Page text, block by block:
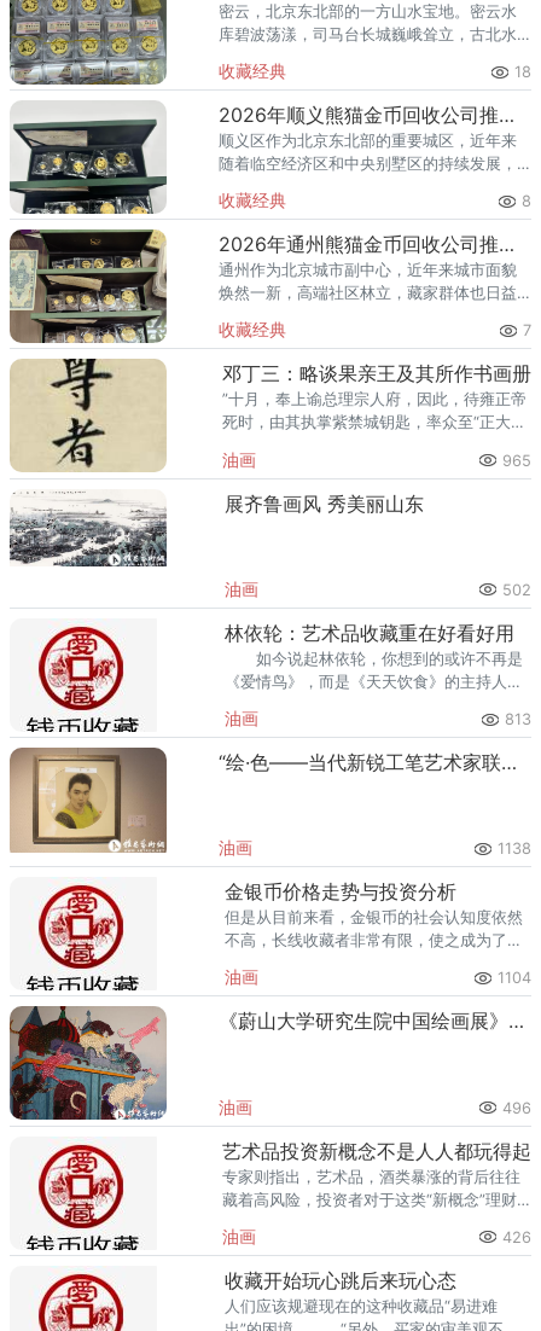
密云，北京东北部的一方山水宝地。密云水
库碧波荡漾，司马台长城巍峨耸立，古北水
的土地上，越来越多的人开始关注钱币收
藏，熊猫金币凭借其国家法定货币
收藏经典 18
2026年顺义熊猫金币回收公司推荐 顺义回收熊猫金币渠道
顺义区作为北京东北部的重要城区，近年来
随着临空经济区和中央别墅区的持续发展，
量也在稳步增长。然而，不少顺义藏家在考
虑出手熊猫金币时，总会遇到一
收藏经典 8
2026年通州熊猫金币回收公司推荐 通州出手熊猫金币藏家该选哪家？
通州作为北京城市副中心，近年来城市面貌
焕然一新，高端社区林立，藏家群体也日益
爱琴海购物公园，从行政办公区到运河商务
区，关注钱币收藏的人越来越多
收藏经典 7
邓丁三：略谈果亲王及其所作书画册
”十月，奉上谕总理宗人府，因此，待雍正帝
死时，由其执掌紫禁城钥匙，率众至“正大光
位。
油画 965
展齐鲁画风 秀美丽山东
油画 502
林依轮：艺术品收藏重在好看好用
如今说起林依轮，你想到的或许不再是
《爱情鸟》，而是《天天饮食》的主持人或
员。 出道近20
油画 813
“绘·色——当代新锐工笔艺术家联展”在大千画廊美术馆举行
油画 1138
金银币价格走势与投资分析
但是从目前来看，金银币的社会认知度依然
不高，长线收藏者非常有限，使之成为了一
历史性机遇。
油画 1104
《蔚山大学研究生院中国绘画展》在798现实空间开幕
油画 496
艺术品投资新概念不是人人都玩得起
专家则指出，艺术品，酒类暴涨的背后往往
藏着高风险，投资者对于这类“新概念”理财
与裸钻投资相关的一系列理财产品横空出
世。
油画 426
收藏开始玩心跳后来玩心态
人们应该规避现在的这种收藏品“易进难